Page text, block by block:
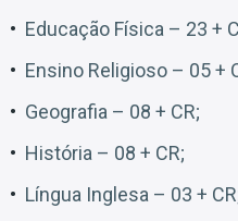
Educação Física – 23 +
Ensino Religioso – 05 +
Geografia – 08 + CR;
História – 08 + CR;
Língua Inglesa – 03 +